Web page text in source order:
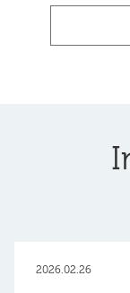
2026.02.26